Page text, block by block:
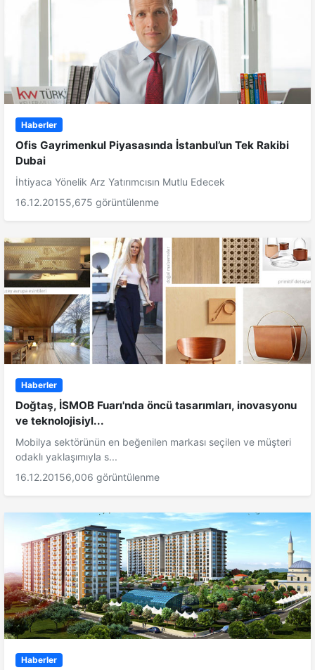
Haberler
Ofis Gayrimenkul Piyasasında İstanbul’un Tek Rakibi
Dubai
İhtiyaca Yönelik Arz Yatırımcısın Mutlu Edecek
16.12.20155,675 görüntülenme
Haberler
Doğtaş, İSMOB Fuarı'nda öncü tasarımları, inovasyonu
ve teknolojisiyl...
Mobilya sektörünün en beğenilen markası seçilen ve müşteri
odaklı yaklaşımıyla s...
16.12.20156,006 görüntülenme
Haberler